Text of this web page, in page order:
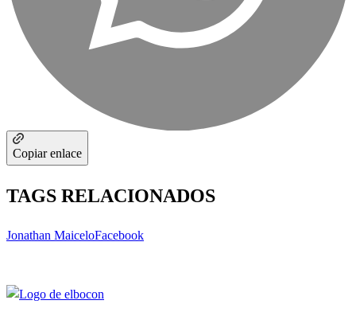
Copiar enlace
TAGS RELACIONADOS
Jonathan MaiceloFacebook